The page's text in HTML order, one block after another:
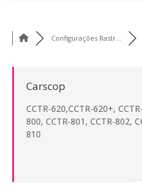
Configurações Rastr...
Carscop
CCTR-620,CCTR-620+,
800, CCTR-801, CCTR-802,
810